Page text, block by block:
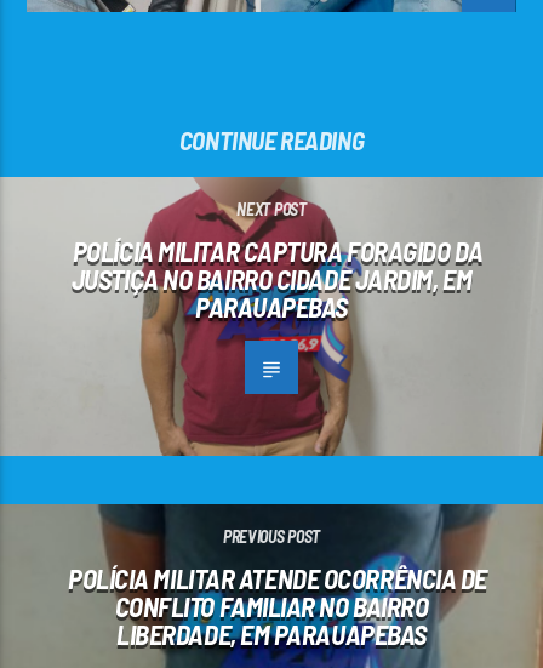
CONTINUE READING
NEXT POST
POLÍCIA MILITAR CAPTURA FORAGIDO DA
JUSTIÇA NO BAIRRO CIDADE JARDIM, EM
PARAUAPEBAS
PREVIOUS POST
POLÍCIA MILITAR ATENDE OCORRÊNCIA DE
CONFLITO FAMILIAR NO BAIRRO
LIBERDADE, EM PARAUAPEBAS